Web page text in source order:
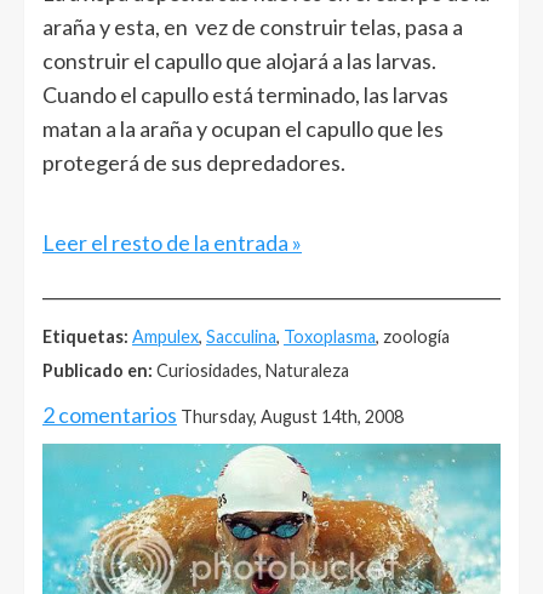
araña y esta, en vez de construir telas, pasa a
construir el capullo que alojará a las larvas.
Cuando el capullo está terminado, las larvas
matan a la araña y ocupan el capullo que les
protegerá de sus depredadores.
Leer el resto de la entrada »
Etiquetas: Ampulex, Sacculina, Toxoplasma, zoología
Publicado en: Curiosidades, Naturaleza
2 comentarios Thursday, August 14th, 2008